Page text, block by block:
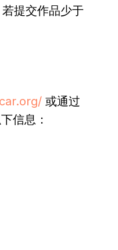
提交作品少于
或通过
信息：